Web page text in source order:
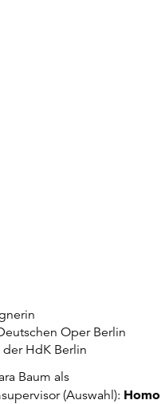
Oper Berlin
HdK Berlin
Baum als
(Auswahl): Homo